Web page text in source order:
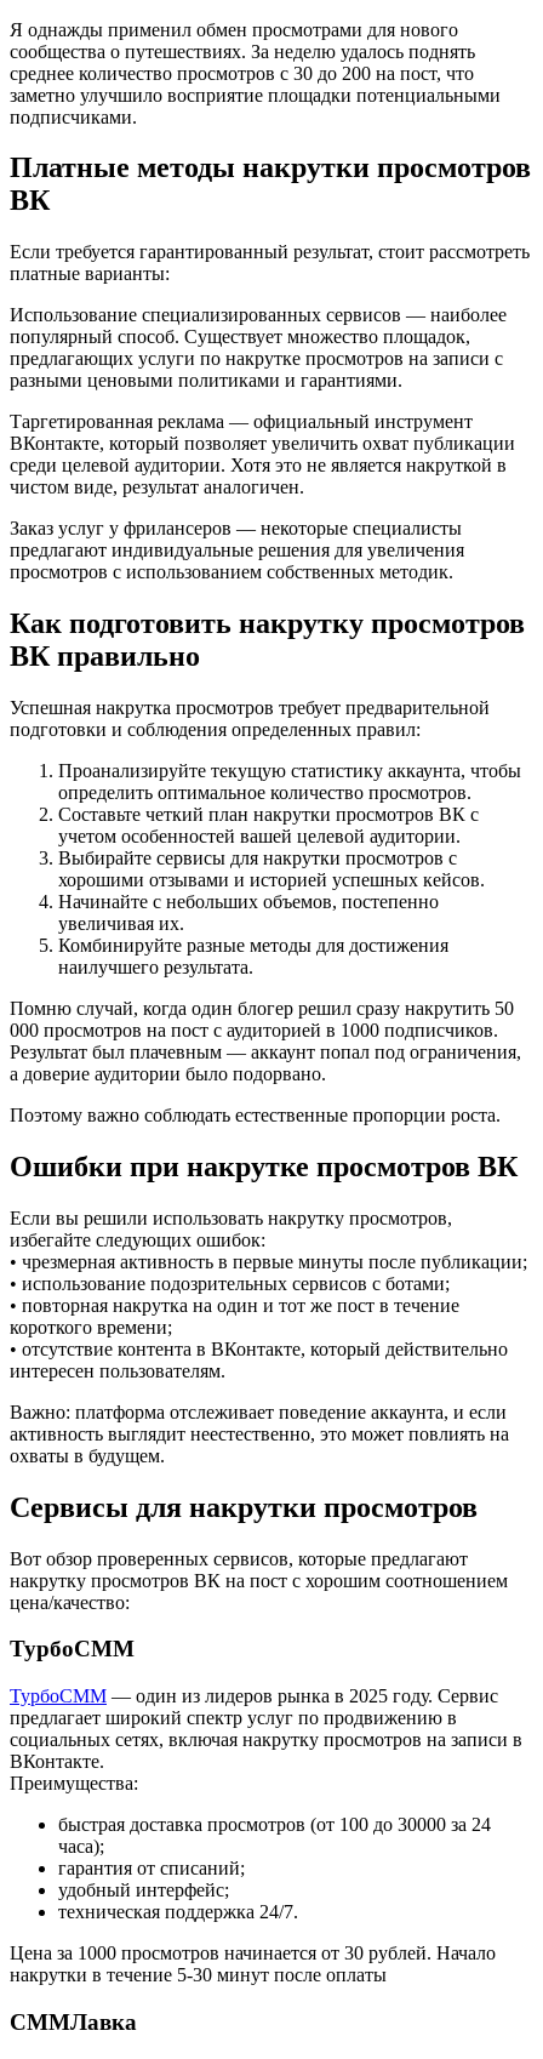
Я однажды применил обмен просмотрами для нового
сообщества о путешествиях. За неделю удалось поднять
среднее количество просмотров с 30 до 200 на пост, что
заметно улучшило восприятие площадки потенциальными
подписчиками.
Платные методы накрутки просмотров
ВК
Если требуется гарантированный результат, стоит рассмотреть
платные варианты:
Использование специализированных сервисов — наиболее
популярный способ. Существует множество площадок,
предлагающих услуги по накрутке просмотров на записи с
разными ценовыми политиками и гарантиями.
Таргетированная реклама — официальный инструмент
ВКонтакте, который позволяет увеличить охват публикации
среди целевой аудитории. Хотя это не является накруткой в
чистом виде, результат аналогичен.
Заказ услуг у фрилансеров — некоторые специалисты
предлагают индивидуальные решения для увеличения
просмотров с использованием собственных методик.
Как подготовить накрутку просмотров
ВК правильно
Успешная накрутка просмотров требует предварительной
подготовки и соблюдения определенных правил:
Проанализируйте текущую статистику аккаунта, чтобы
определить оптимальное количество просмотров.
Составьте четкий план накрутки просмотров ВК с
учетом особенностей вашей целевой аудитории.
Выбирайте сервисы для накрутки просмотров с
хорошими отзывами и историей успешных кейсов.
Начинайте с небольших объемов, постепенно
увеличивая их.
Комбинируйте разные методы для достижения
наилучшего результата.
Помню случай, когда один блогер решил сразу накрутить 50
000 просмотров на пост с аудиторией в 1000 подписчиков.
Результат был плачевным — аккаунт попал под ограничения,
а доверие аудитории было подорвано.
Поэтому важно соблюдать естественные пропорции роста.
Ошибки при накрутке просмотров ВК
Если вы решили использовать накрутку просмотров,
избегайте следующих ошибок:
• чрезмерная активность в первые минуты после публикации;
• использование подозрительных сервисов с ботами;
• повторная накрутка на один и тот же пост в течение
короткого времени;
• отсутствие контента в ВКонтакте, который действительно
интересен пользователям.
Важно: платформа отслеживает поведение аккаунта, и если
активность выглядит неестественно, это может повлиять на
охваты в будущем.
Сервисы для накрутки просмотров
Вот обзор проверенных сервисов, которые предлагают
накрутку просмотров ВК на пост с хорошим соотношением
цена/качество:
ТурбоСММ
ТурбоСММ — один из лидеров рынка в 2025 году. Сервис
предлагает широкий спектр услуг по продвижению в
социальных сетях, включая накрутку просмотров на записи в
ВКонтакте.
Преимущества:
быстрая доставка просмотров (от 100 до 30000 за 24
часа);
гарантия от списаний;
удобный интерфейс;
техническая поддержка 24/7.
Цена за 1000 просмотров начинается от 30 рублей. Начало
накрутки в течение 5-30 минут после оплаты
СММЛавка